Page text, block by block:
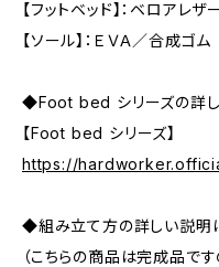
【フットベッド】：ベロアレ
【ソール】：ＥＶＡ／合成ゴム
◆Foot bed シリーズの詳し
【Foot bed シリーズ】
https://
◆組み立て方の詳しい説明
（こちらの商品は完成品で